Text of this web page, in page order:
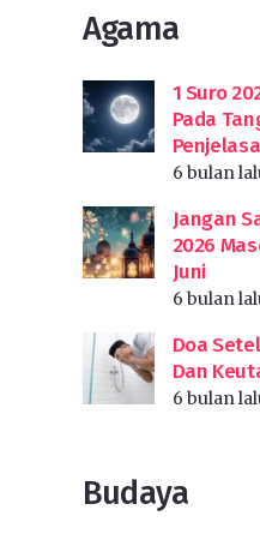
Agama
1 Suro
Pada
6 bulan
Jangan
2026
Juni
6 bulan
Doa
Dan
6 bulan
Budaya